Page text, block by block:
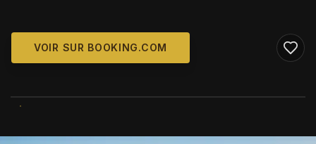
VOIR SUR BOOKING.COM